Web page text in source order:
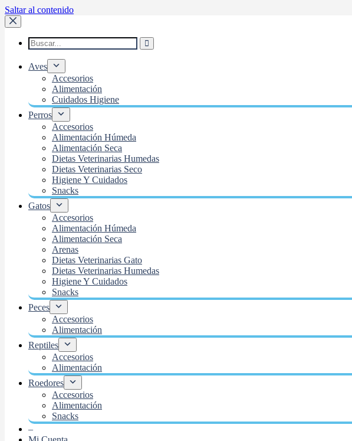
Saltar al contenido
Aves
Accesorios
Alimentación
Cuidados Higiene
Perros
Accesorios
Alimentación Húmeda
Alimentación Seca
Dietas Veterinarias Humedas
Dietas Veterinarias Seco
Higiene Y Cuidados
Snacks
Gatos
Accesorios
Alimentación Húmeda
Alimentación Seca
Arenas
Dietas Veterinarias Gato
Dietas Veterinarias Humedas
Higiene Y Cuidados
Snacks
Peces
Accesorios
Alimentación
Reptiles
Accesorios
Alimentación
Roedores
Accesorios
Alimentación
Snacks
–